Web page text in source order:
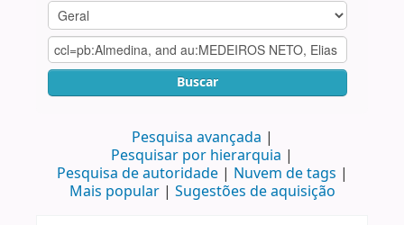
Buscar
Pesquisa avançada
Pesquisar por hierarquia
Pesquisa de autoridade
Nuvem de tags
Mais popular
Sugestões de aquisição